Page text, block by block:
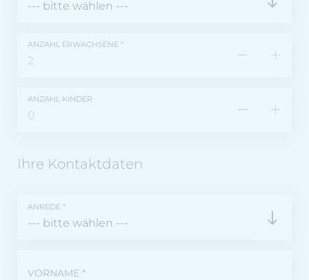
ANZAHL ERWACHSENE *
ANZAHL KINDER
Ihre Kontaktdaten
ANREDE *
VORNAME *